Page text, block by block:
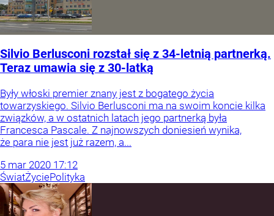
Silvio Berlusconi rozstał się z 34-letnią partnerką.
Teraz umawia się z 30-latką
Były włoski premier znany jest z bogatego życia
towarzyskiego. Silvio Berlusconi ma na swoim koncie kilka
związków, a w ostatnich latach jego partnerką była
Francesca Pascale. Z najnowszych doniesień wynika,
że para nie jest już razem, a...
5 mar 2020 17:12
ŚwiatŻyciePolityka